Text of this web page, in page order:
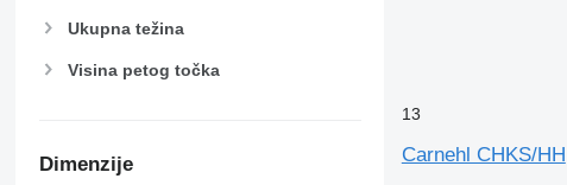
Ukupna težina
Visina petog točka
Dimenzije
13
Carnehl CHKS/HH